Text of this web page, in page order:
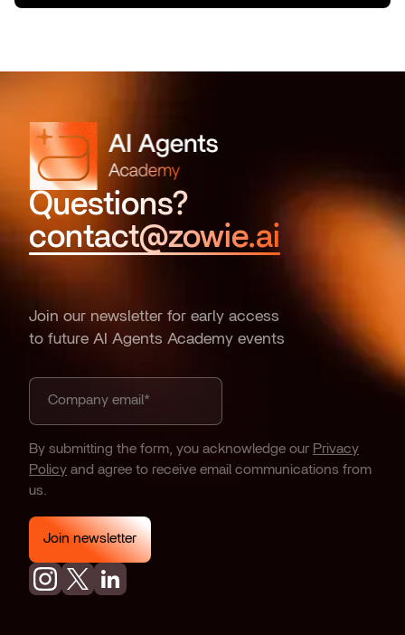
Questions?
contact@zowie.ai
Join our newsletter for early access
to future AI Agents Academy events
By submitting the form, you acknowledge our Privacy
Policy and agree to receive email communications from
us.